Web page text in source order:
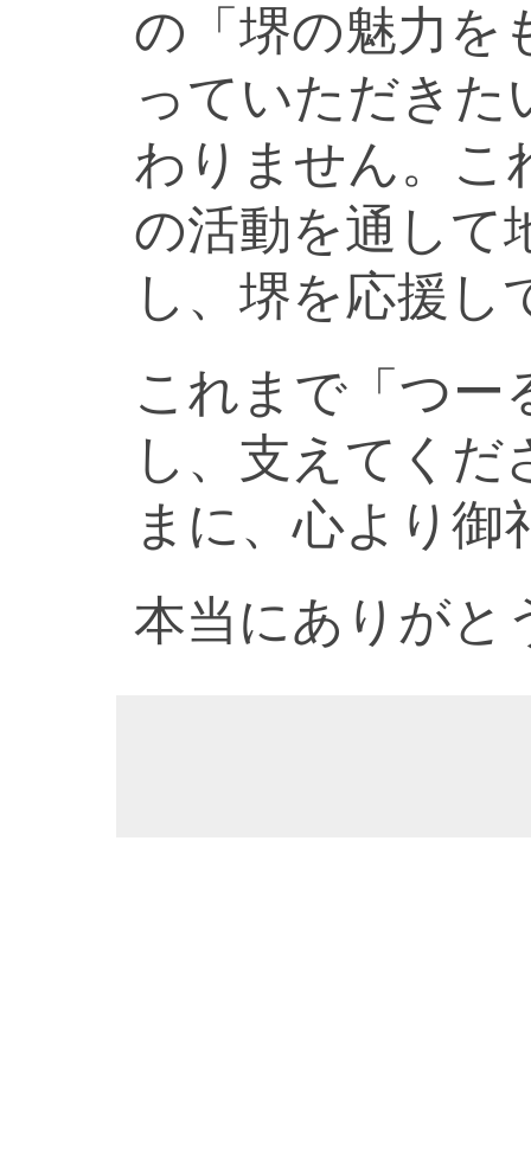
の「堺の魅力を
っていただきた
わりません。こ
の活動を通して
し、堺を応援し
これまで「つー
し、支えてく
まに、心より御
本当にありがと